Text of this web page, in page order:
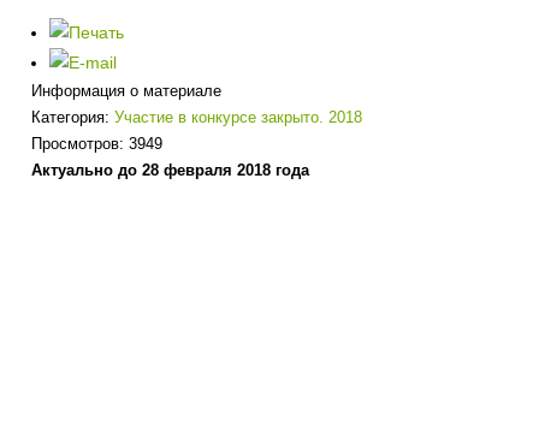
Информация о материале
Категория:Участие в конкурсе закрыто. 2018
Просмотров: 3949
Актуально до 28 февраля 2018 года